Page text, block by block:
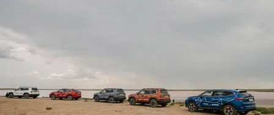
Коллекция Базовая
Коллекция Детская